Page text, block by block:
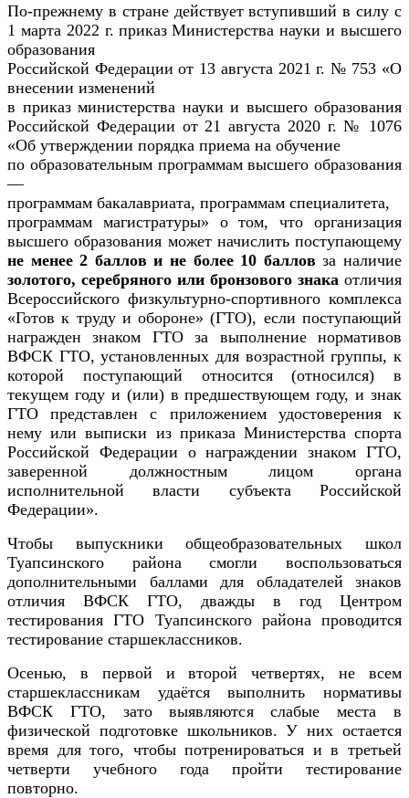
По-прежнему в стране действуетвступивший в силу с
1 марта 2022 г. приказМинистерства науки и высшего
образования
Российской Федерации от 13 августа 2021 г. № 753 «О
внесении изменений
в приказ министерства науки и высшего образования
Российской Федерации от 21 августа 2020 г. № 1076
«Об утверждении порядка приема на обучение
по образовательным программам высшего образования
—
программам бакалавриата, программам специалитета,
программам магистратуры» о том, что организация
высшего образования может начислить поступающему
не менее 2 баллов и не более 10 балловза наличие
золотого, серебряного или бронзового знака отличия
Всероссийского физкультурно-спортивного комплекса
«Готов к труду и обороне» (ГТО), если поступающий
награжден знаком ГТО за выполнение нормативов
ВФСК ГТО, установленных для возрастной группы, к
которой поступающий относится (относился) в
текущем году и (или) в предшествующем году, и знак
ГТО представлен с приложением удостоверения к
нему или выписки из приказа Министерства спорта
Российской Федерации о награждении знаком ГТО,
заверенной должностным лицом органа
исполнительной власти субъекта Российской
Федерации».
Чтобы выпускники общеобразовательных школ
Туапсинского района смогли воспользоваться
дополнительными баллами для обладателей знаков
отличия ВФСК ГТО, дважды в год Центром
тестирования ГТО Туапсинского района проводится
тестирование старшеклассников.
Осенью, в первой и второй четвертях, не всем
старшеклассникам удаётся выполнить нормативы
ВФСК ГТО, зато выявляются слабые места в
физической подготовке школьников. У них остается
время для того, чтобы потренироваться и в третьей
четверти учебного года пройти тестирование
повторно.